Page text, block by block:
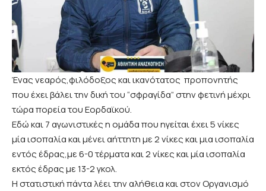
Ένας νεαρός,φιλόδοξος και ικανότατος προπονητής
που έχει βάλει την δική του “σφραγίδα” στην φετινή μέχρι
τώρα πορεία του Εορδαϊκού.
Εδώ και 7 αγωνιστικές η ομάδα που ηγείται έχει 5 νίκες
μία ισοπαλία και μένει αήττητη με 2 νίκες και μια ισοπαλία
εντός έδρας,με 6-0 τέρματα και 2 νίκες και μία ισοπαλία
εκτός έδρας με 13-2 γκολ.
Η στατιστική πάντα λέει την αλήθεια και στον Οργανισμό